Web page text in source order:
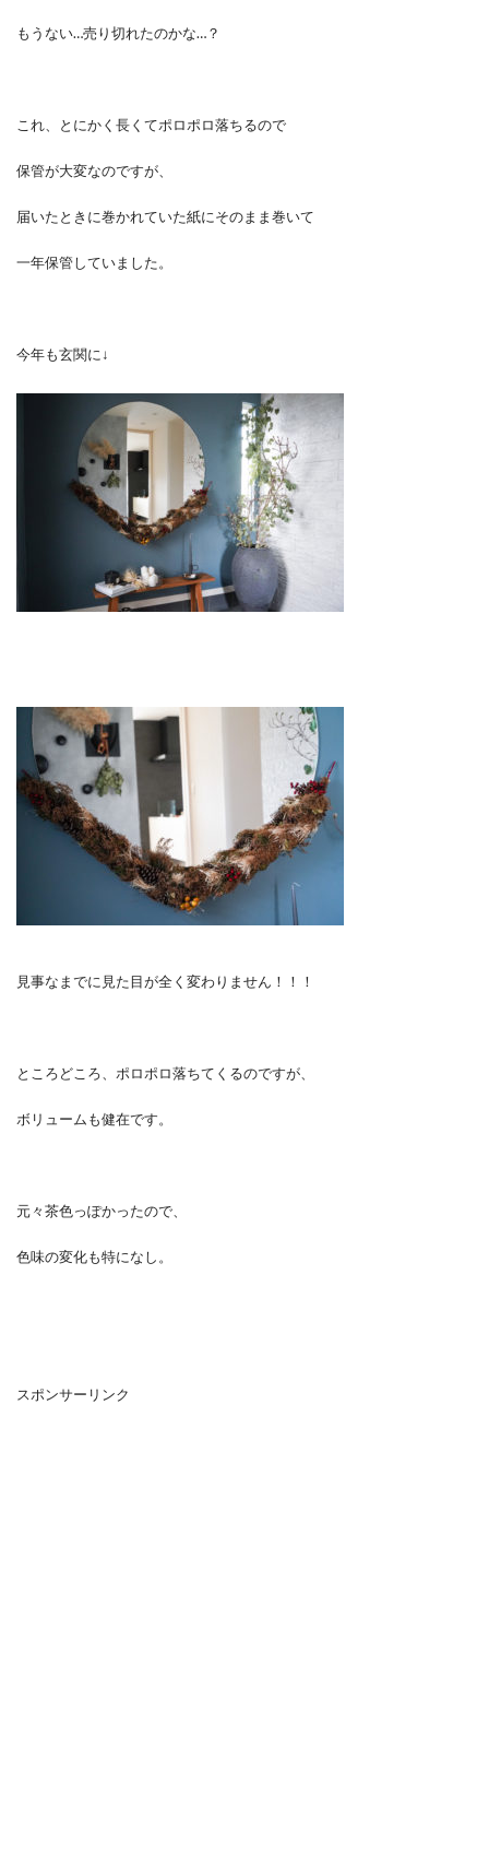
もうない…売り切れたのかな…？
これ、とにかく長くてポロポロ落ちるので
保管が大変なのですが、
届いたときに巻かれていた紙にそのまま巻いて
一年保管していました。
今年も玄関に↓
見事なまでに見た目が全く変わりません！！！
ところどころ、ポロポロ落ちてくるのですが、
ボリュームも健在です。
元々茶色っぽかったので、
色味の変化も特になし。
スポンサーリンク